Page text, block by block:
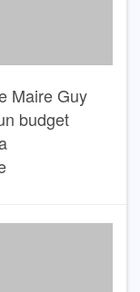
Maire Guy
budget